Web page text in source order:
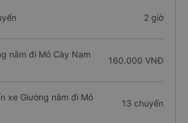
2 giờ
nằm đi Mỏ Cày Nam
160.000 VNĐ
xe Giường nằm đi Mỏ
13 chuyến